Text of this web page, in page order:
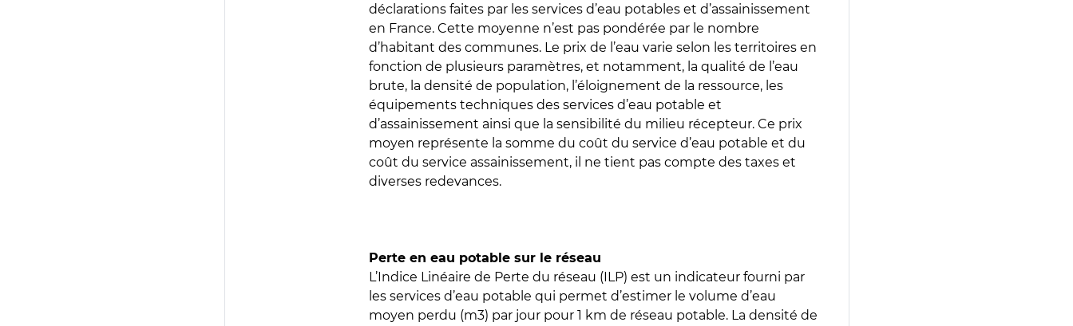
déclarations faites par les services d’eau potables et d’assainissement
en France. Cette moyenne n’est pas pondérée par le nombre
d’habitant des communes. Le prix de l’eau varie selon les territoires en
fonction de plusieurs paramètres, et notamment, la qualité de l’eau
brute, la densité de population, l’éloignement de la ressource, les
équipements techniques des services d’eau potable et
d’assainissement ainsi que la sensibilité du milieu récepteur. Ce prix
moyen représente la somme du coût du service d’eau potable et du
coût du service assainissement, il ne tient pas compte des taxes et
diverses redevances.
Perte en eau potable sur le réseau
L’Indice Linéaire de Perte du réseau (ILP) est un indicateur fourni par
les services d’eau potable qui permet d’estimer le volume d’eau
moyen perdu (m3) par jour pour 1 km de réseau potable. La densité de